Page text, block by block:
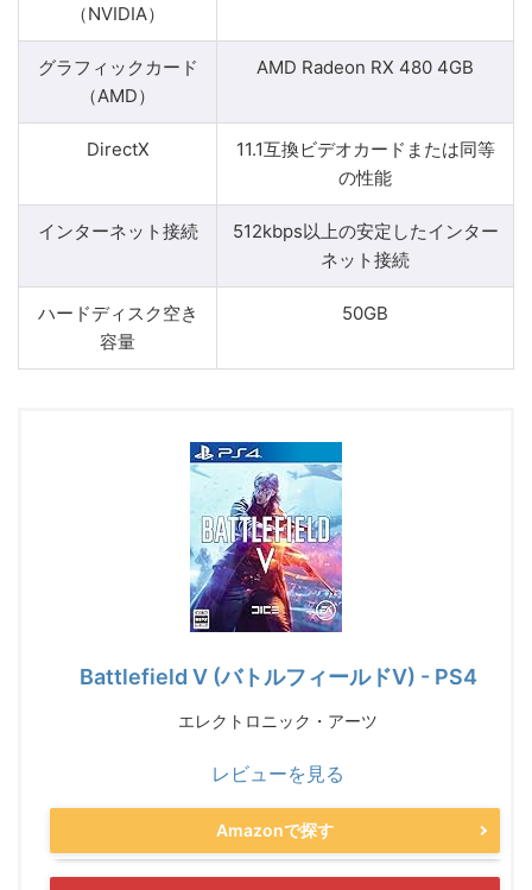
（NVIDIA）
グラフィックカード
（AMD）
AMD Radeon RX 480 4GB
DirectX
11.1互換ビデオカードまたは同等
の性能
インターネット接続
512kbps以上の安定したインター
ネット接続
ハードディスク空き
容量
50GB
Battlefield V (バトルフィールドV) - PS4
エレクトロニック・アーツ
レビューを見る
Amazonで探す